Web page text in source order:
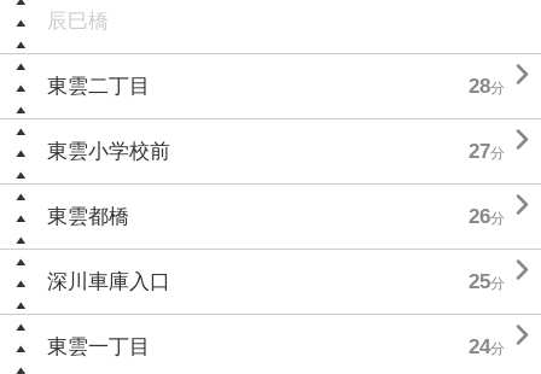
辰巳橋
東雲二丁目 28分 
東雲小学校前 27分 
東雲都橋 26分 
深川車庫入口 25分 
東雲一丁目 24分 